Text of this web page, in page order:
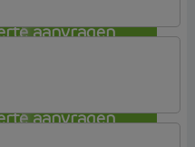
aanvragen
aanvragen